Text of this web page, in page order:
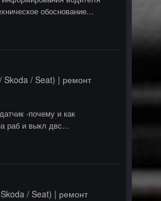
обоснование...
Skoda / Seat) | ремонт
-почему и как
раб и выкл двс...
/ Seat) | ремонт